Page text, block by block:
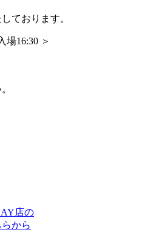
ております。
場16:30 ＞
店の
から